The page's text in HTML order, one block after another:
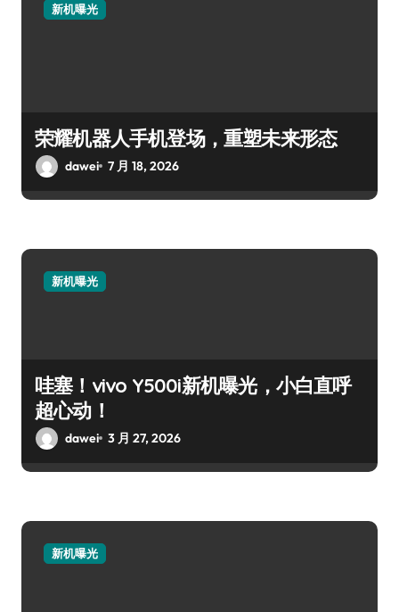
新机曝光
荣耀机器人手机登场，重塑未来形态
dawei 7 月 18, 2026
新机曝光
哇塞！vivo Y500i新机曝光，小白直呼
超心动！
dawei 3 月 27, 2026
新机曝光